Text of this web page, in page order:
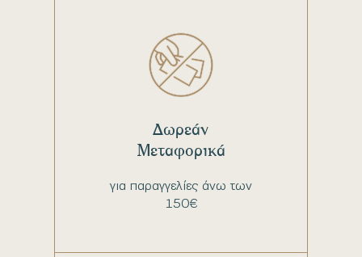
για παραγγελίες άνω των
150€
Δωρεάν
Μεταφορικά